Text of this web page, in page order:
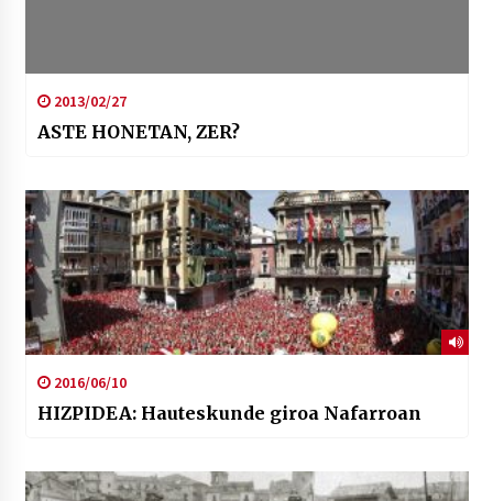
2013/02/27
ASTE HONETAN, ZER?
2016/06/10
HIZPIDEA: Hauteskunde giroa Nafarroan